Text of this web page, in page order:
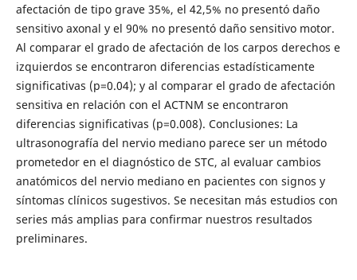
afectación de tipo grave 35%, el 42,5% no presentó daño
sensitivo axonal y el 90% no presentó daño sensitivo motor.
Al comparar el grado de afectación de los carpos derechos e
izquierdos se encontraron diferencias estadísticamente
significativas (p=0.04); y al comparar el grado de afectación
sensitiva en relación con el ACTNM se encontraron
diferencias significativas (p=0.008). Conclusiones: La
ultrasonografía del nervio mediano parece ser un método
prometedor en el diagnóstico de STC, al evaluar cambios
anatómicos del nervio mediano en pacientes con signos y
síntomas clínicos sugestivos. Se necesitan más estudios con
series más amplias para confirmar nuestros resultados
preliminares.